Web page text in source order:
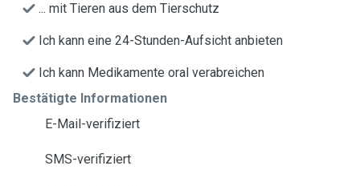
... mit Tieren aus dem Tierschutz
Ich kann eine 24-Stunden-Aufsicht anbieten
Ich kann Medikamente oral verabreichen
Bestätigte Informationen
E-Mail-verifiziert
SMS-verifiziert